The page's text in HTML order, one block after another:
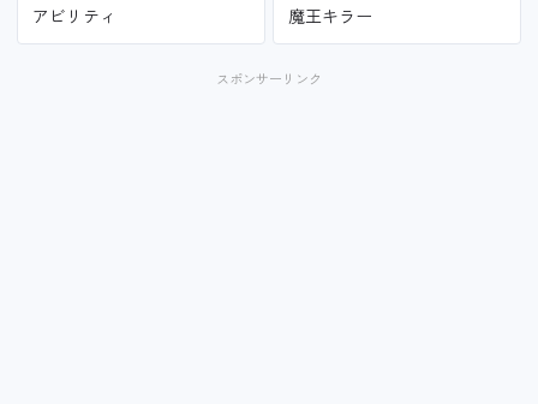
アビリティ 魔王キラー
スポンサーリンク